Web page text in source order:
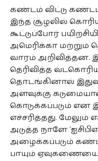
கண்டம் விட்டு
இந்த சூழலில்
கூட்டுப்போர்
அமெரிக்கா மற்றும்
வாரம் அறிவித்தன.
தெரிவித்த
தொடங்கினால்
அளவுக்கு
கொடுக்கப்படும் என
எச்சரித்தது. மேலும்
அடுத்த நாளே
அழைக்கப்படும்
பாயும் ஏவுகணையை